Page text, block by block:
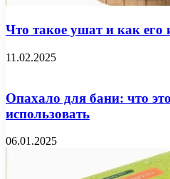
Что такое ушат и как его
11.02.2025
Опахало для бани: что
использовать
06.01.2025